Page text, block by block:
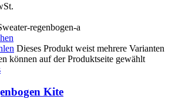
Dieses Produkt weist mehrere Varianten
können auf der Produktseite gewählt
Kite